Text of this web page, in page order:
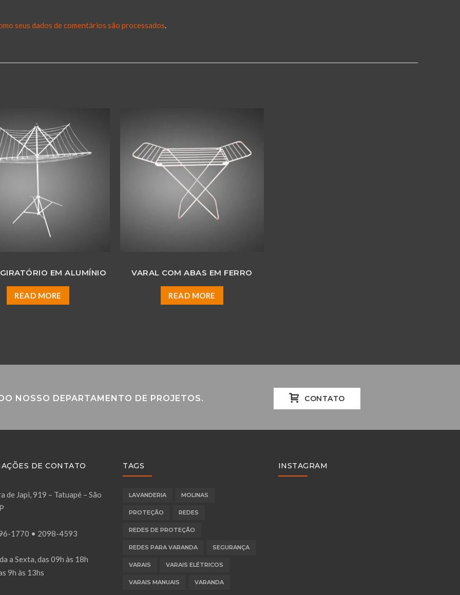
seus dados de comentários são processados
EM ALUMÍNIO
READ MORE
VARAL COM ABAS EM FERRO
READ MORE
NOSSO DEPARTAMENTO DE PROJETOS. CONTATO
DE CONTATO
de Japi, 919 – Tatuapé – São
1770 • 2098-4593
a Sexta, das 09h às 18h
9h às 13hs
TAGS
LAVANDERIA MOLINAS
PROTEÇÃO REDES
REDES DE PROTEÇÃO
REDES PARA VARANDA SEGURANÇA
VARAIS VARAIS ELÉTRICOS
VARAIS MANUAIS VARANDA
INSTAGRAM